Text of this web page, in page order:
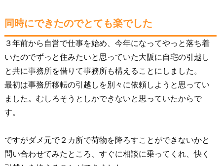
同時にできたのでとても楽でした
３年前から自営で仕事を始め、今年になってやっと落ち着
いたのでずっと住みたいと思っていた大阪に自宅の引越し
と共に事務所を借りて事務所も構えることにしました。
最初は事務所移転の引越しを別々に依頼しようと思ってい
ました。むしろそうとしかできないと思っていたからで
す。
ですがダメ元で２カ所で荷物を降ろすことができないかと
問い合わせてみたところ、すぐに相談に乗ってくれ、快く